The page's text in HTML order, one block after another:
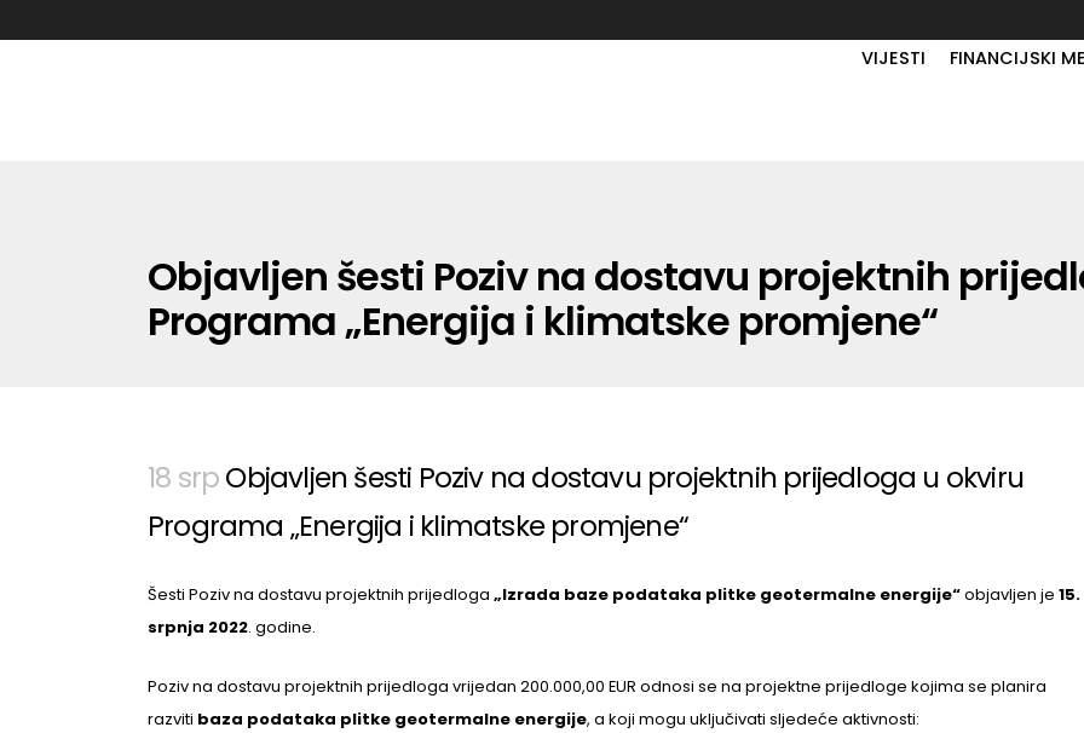
VIJESTI FINANCIJSKI
Objavljen šesti Poziv na dostavu projektnih
Programa „Energija i klimatske promjene“
18 srpObjavljen šesti Poziv na dostavu projektnih prijedloga u okviru
Programa „Energija i klimatske promjene“
Šesti Poziv na dostavu projektnih prijedloga „Izrada baze podataka plitke geotermalne energije“objavljen je 15.
srpnja 2022. godine.
Poziv na dostavu projektnih prijedloga vrijedan 200.000,00 EUR odnosi se na projektne prijedloge kojima se planira
razviti baza podataka plitke geotermalne energije, a koji mogu uključivati sljedeće aktivnosti: